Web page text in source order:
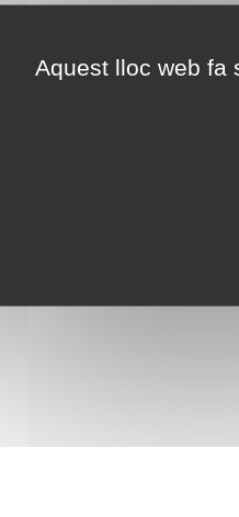
Aquest lloc web fa